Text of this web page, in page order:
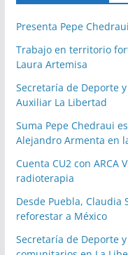
Presenta Pepe
Trabajo en territorio
Laura Artemisa
Secretaría de Deporte
Auxiliar La Libertad
Suma Pepe Chedraui
Alejandro Armenta en
Cuenta CU2 con
radioterapia
Desde Puebla,
reforestar a México
Secretaría de Deporte